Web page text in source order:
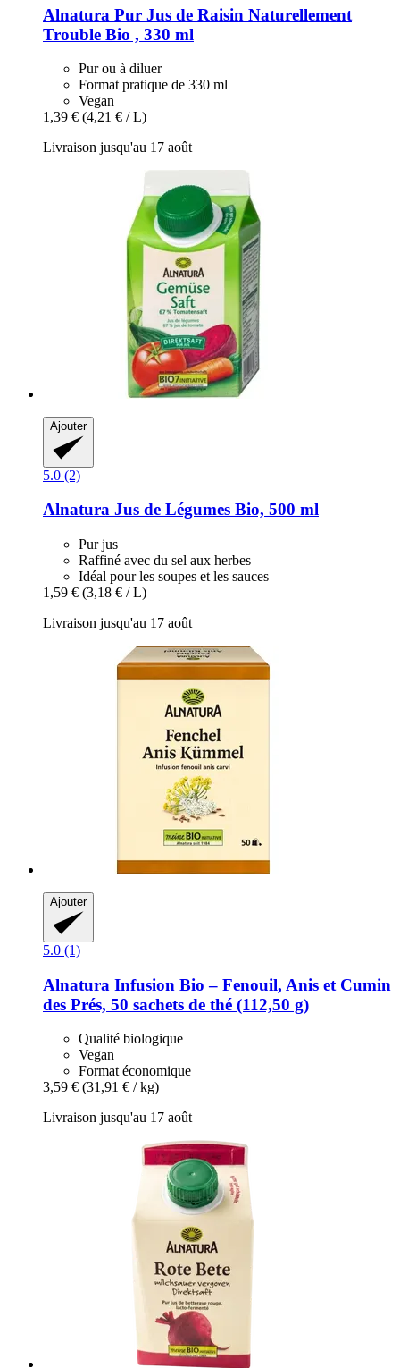
Alnatura Pur Jus de Raisin Naturellement
Trouble Bio , 330 ml
Pur ou à diluer
Format pratique de 330 ml
Vegan
1,39 € (4,21 € / L)
Livraison jusqu'au 17 août
Ajouter
5.0 (2)
Alnatura Jus de Légumes Bio, 500 ml
Pur jus
Raffiné avec du sel aux herbes
Idéal pour les soupes et les sauces
1,59 € (3,18 € / L)
Livraison jusqu'au 17 août
Ajouter
5.0 (1)
Alnatura Infusion Bio – Fenouil, Anis et Cumin
des Prés, 50 sachets de thé (112,50 g)
Qualité biologique
Vegan
Format économique
3,59 € (31,91 € / kg)
Livraison jusqu'au 17 août